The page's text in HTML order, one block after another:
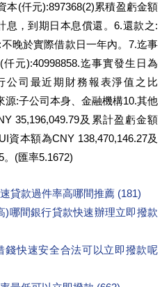
本(仟元):897368(2)累積盈虧金額
息，到期日本息償還。6.還款之:
晚於實際借款日一年內。7.迄事
元):40998858.迄事實發生日為
公司最近期財務報表淨值之比
源:子公司本身、金融機構10.其他
35,196,049.79及累計盈虧金額
資本額為CNY 138,470,146.27及
。(匯率5.1672)
貸款過件率高哪間推薦 (181)
)哪間銀行貸款快速辦理立即撥款
錢快速安全合法可以立即撥款呢